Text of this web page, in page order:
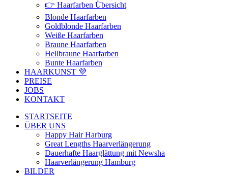
👉 Haarfarben Übersicht
Blonde Haarfarben
Goldblonde Haarfarben
Weiße Haarfarben
Braune Haarfarben
Hellbraune Haarfarben
Bunte Haarfarben
HAARKUNST 💜
PREISE
JOBS
KONTAKT
STARTSEITE
ÜBER UNS
Happy Hair Harburg
Great Lengths Haarverlängerung
Dauerhafte Haarglättung mit Newsha
Haarverlängerung Hamburg
BILDER